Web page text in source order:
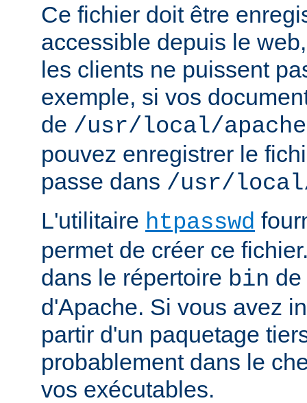
Ce fichier doit être
accessible depuis le
les clients ne puissent
exemple, si vos
de /usr/local/
pouvez enregistrer le
passe dans /usr/local/
L'utilitaire htpasswd
permet de créer ce
dans le répertoire bin
d'Apache. Si vous avez
partir d'un paquetage
probablement dans le
vos exécutables.